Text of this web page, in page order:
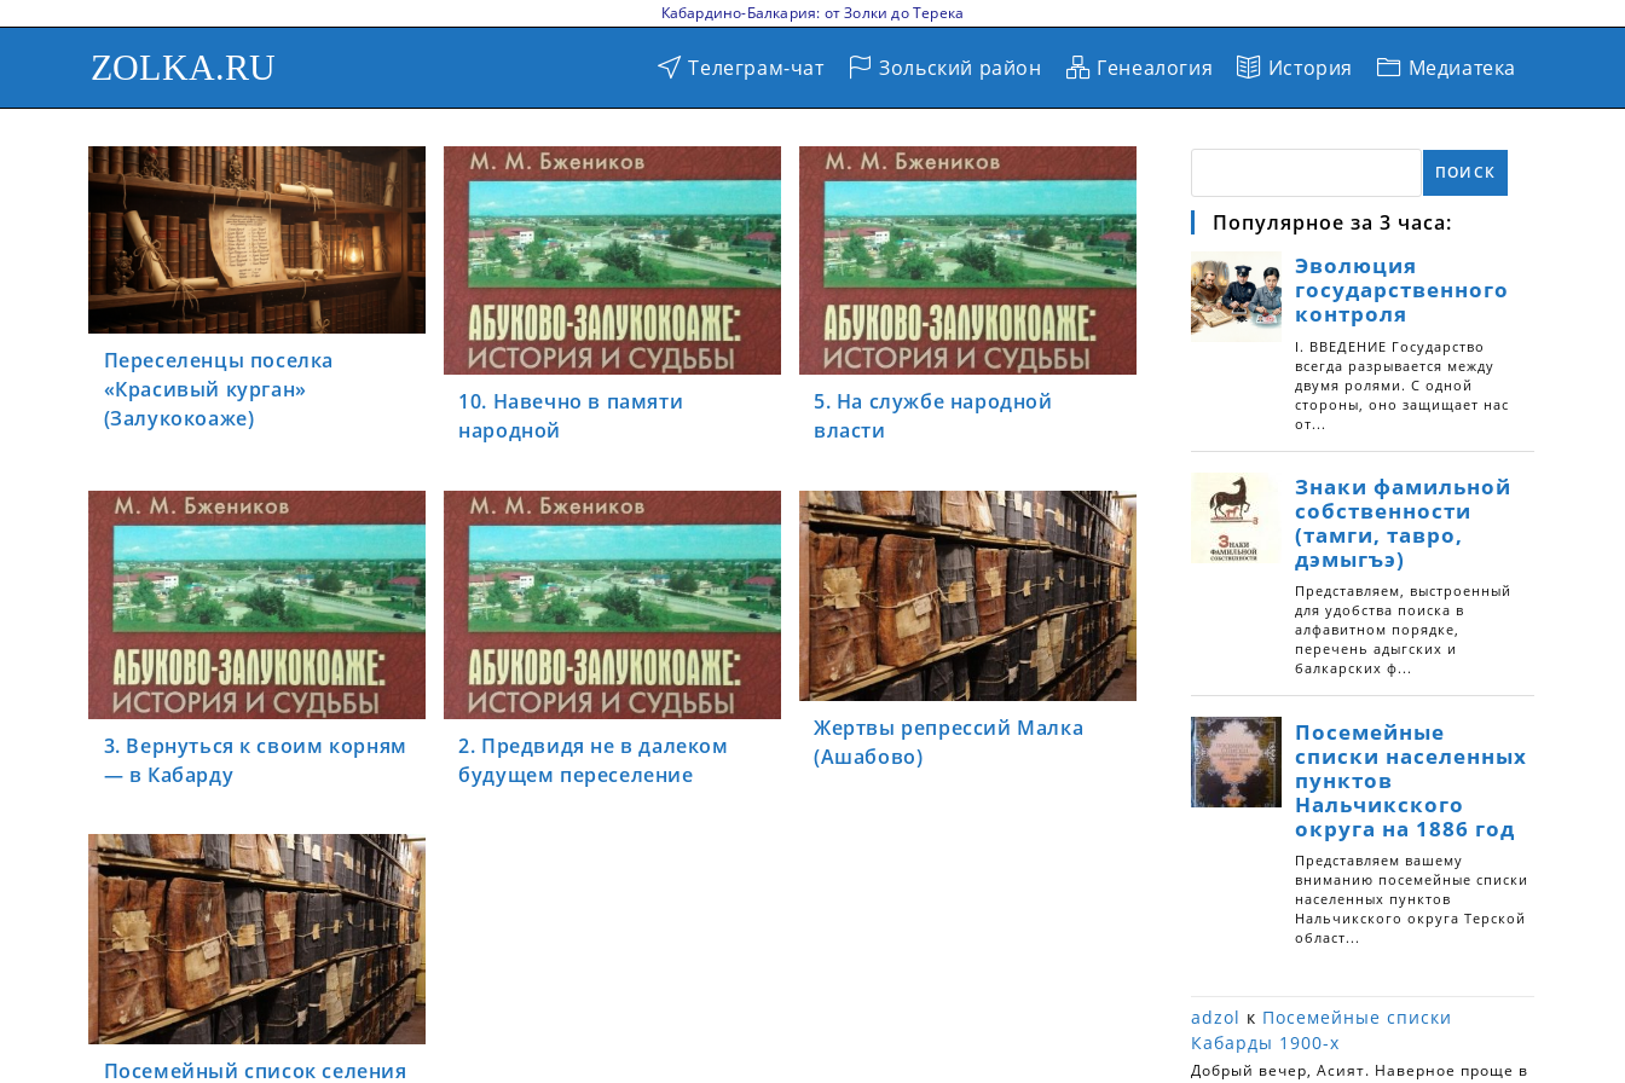
Кабардино-Балкария: от Золки до Терека
ZOLKA.RU Телеграм-чат Зольский район Генеалогия История Медиатека
Переселенцы поселка
«Красивый курган»
(Залукокоаже)
10. Навечно в памяти
народной
5. На службе народной
власти
3. Вернуться к своим корням
— в Кабарду
2. Предвидя не в далеком
будущем переселение
Жертвы репрессий Малка
(Ашабово)
Посемейный список селения
ПОИСК
Популярное за 3 часа:
adzol к Посемейные списки
Кабарды 1900-х
Добрый вечер, Асият. Наверное проще в